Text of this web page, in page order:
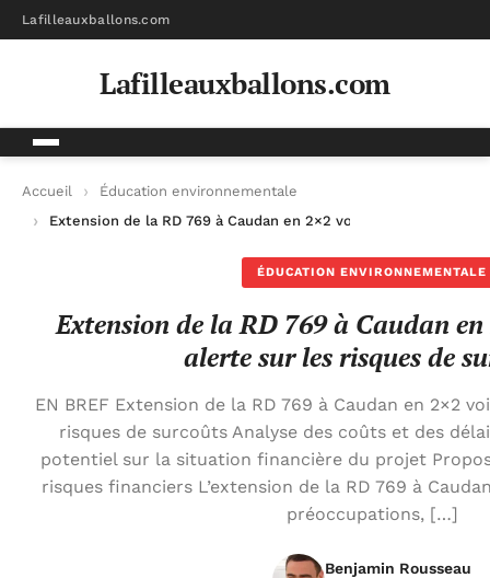
Lafilleauxballons.com
Lafilleauxballons.com
Accueil
Éducation environnementale
Extension de la RD 769 à Caudan en 2×2 voies : l’Adec alerte
ÉDUCATION ENVIRONNEMENTALE
Extension de la RD 769 à Caudan en
alerte sur les risques de
EN BREF Extension de la RD 769 à Caudan en 2×2
risques de surcoûts Analyse des coûts et des
potentiel sur la situation financière du projet
risques financiers L’extension de la RD 769 à
préoccupations, […]
Benjamin Rousseau